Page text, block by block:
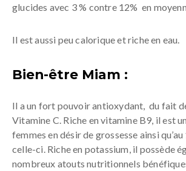
glucides avec 3 % contre 12% en
Il est aussi peu calorique et riche en eau.
Bien-être Miam :
Il a un fort pouvoir antioxydant, du fait
Vitamine C. Riche en vitamine B9, il est
femmes en désir de grossesse ainsi qu’au
celle-ci. Riche en potassium, il possède
nombreux atouts nutritionnels